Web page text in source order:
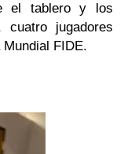
el tablero y los
cuatro jugadores
FIDE.